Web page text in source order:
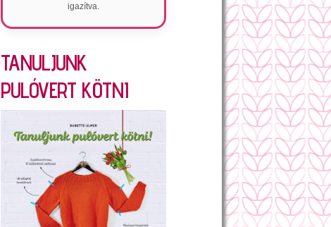
igazítva.
TANULJUNK
PULÓVERT KÖTNI